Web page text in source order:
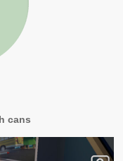
cans